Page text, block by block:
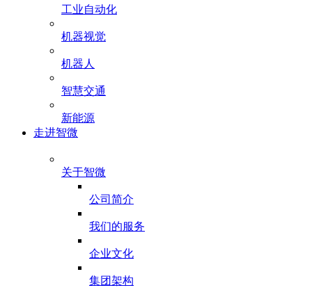
工业自动化
机器视觉
机器人
智慧交通
新能源
走进智微
关于智微
公司简介
我们的服务
企业文化
集团架构